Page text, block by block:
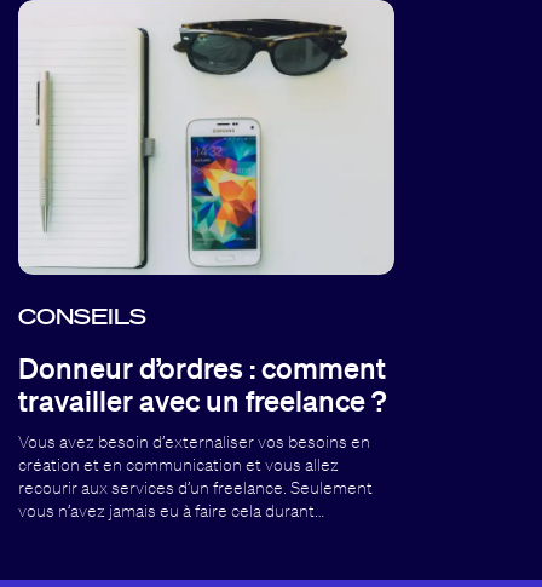
CONSEILS
Donneur d’ordres : comment
travailler avec un freelance ?
Vous avez besoin d’externaliser vos besoins en
création et en communication et vous allez
recourir aux services d’un freelance. Seulement
vous n’avez jamais eu à faire cela durant…